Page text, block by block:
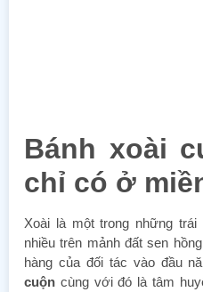
Bánh xoài
chỉ có ở
Xoài là một trong những
nhiều trên mảnh đất sen
hàng của đối tác vào đầu
cuộn cùng với đó là tâm